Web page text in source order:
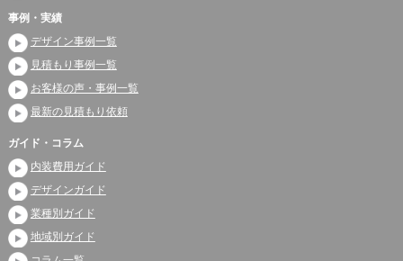
事例・実績
デザイン事例一覧
見積もり事例一覧
お客様の声・事例一覧
最新の見積もり依頼
ガイド・コラム
内装費用ガイド
デザインガイド
業種別ガイド
地域別ガイド